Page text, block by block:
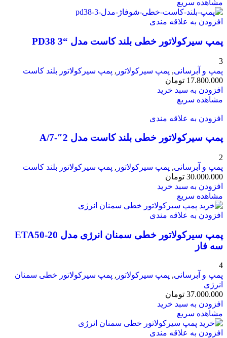
مشاهده سریع
افزودن به علاقه مندی
پمپ سیرکولاتور خطی بلند کاست مدل “PD38 3
3
پمپ و آبرسانی, پمپ سیرکولاتور , پمپ سیرکولاتور بلند کاست
17.800.000 تومان
افزودن به سبد خرید
مشاهده سریع
افزودن به علاقه مندی
پمپ سیرکولاتور خطی بلند کاست مدل 2″-A/7
2
پمپ و آبرسانی, پمپ سیرکولاتور , پمپ سیرکولاتور بلند کاست
30.000.000 تومان
افزودن به سبد خرید
مشاهده سریع
افزودن به علاقه مندی
پمپ سیرکولاتور خطی سمنان انرژی مدل ETA50-20
سه فاز
4
پمپ و آبرسانی, پمپ سیرکولاتور , پمپ سیرکولاتور خطی سمنان
انرژی
37.000.000 تومان
افزودن به سبد خرید
مشاهده سریع
افزودن به علاقه مندی